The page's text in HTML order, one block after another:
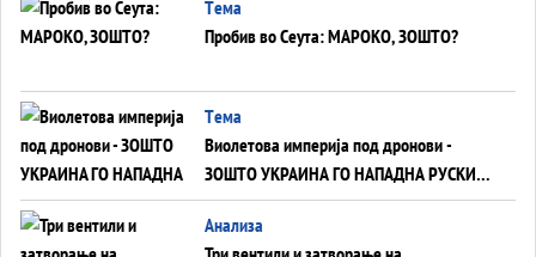
Tема
Пробив во Сеута: МАРОКО, ЗОШТО?
Tема
Виолетова империја под дронови -
ЗОШТО УКРАИНА ГО НАПАДНА РУСКИОТ
WILDBERRIES
Aнализа